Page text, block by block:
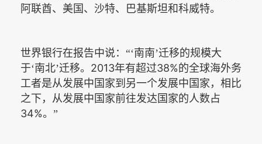
阿联酋、美国、沙特、巴基斯坦和科威特。
世界银行在报告中说：“‘南南’迁移的规模大
于‘南北’迁移。 2013年有超过38% 的全球海外务
工者是从发展中国家到另一个发展中国家，相比
之下，从发展中国家前往发达国家的人数占
34%。”